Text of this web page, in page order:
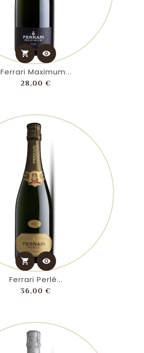
shopping_cart visibility
Ferrari Maximum...
28,00 €Prezzo
shopping_cart visibility
Ferrari Perlé...
36,00 €